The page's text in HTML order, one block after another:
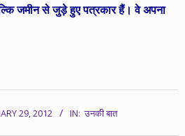
जमीन से जुड़े हुए पत्रकार हैं। वे अपना
29, 2012 IN: उनकी बात